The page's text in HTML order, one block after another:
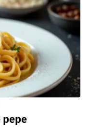
pepe